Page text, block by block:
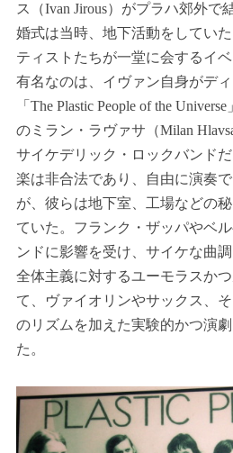
ス（Ivan Jirous）がプラハ郊外で
婚式は当時、地下活動をしてい
ティストたちが一堂に会するイ
有名なのは、イヴァン自身がデ
「The Plastic People of the
のミラン・ラヴァサ（Milan
サイケデリック・ロックバンド
楽は非合法であり、自由に演奏
が、彼らは地下室、工場などの
ていた。フランク・ザッパやベ
ンドに影響を受け、サイケな曲
全体主義に対するユーモラスか
て、ヴァイオリンやサックス、
のリズムを加えた実験的かつ演
た。